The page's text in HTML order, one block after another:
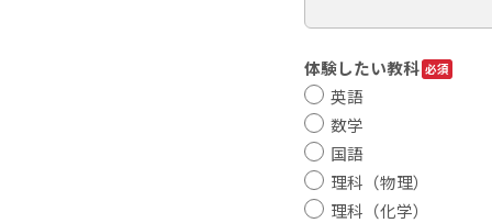
体験したい教科
英語
数学
国語
理科（物理）
理科（化学）